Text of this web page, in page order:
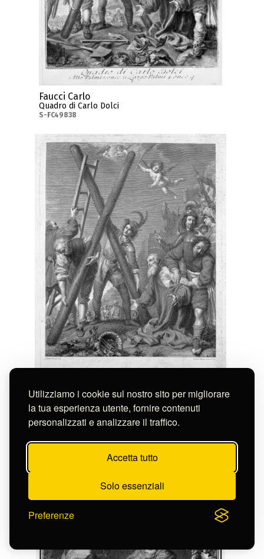
Utilizziamo i cookie sul nostro sito per migliorare
la tua esperienza utente, fornire contenuti
personalizzati e analizzare il traffico.
Accetta tutto
Solo essenziali
Preferenze
Faucci Carlo
Quadro di Carlo Dolci
S-FC49838
Faucci Carlo
MARTIRIO DI S. ANDREA
S-FC49839